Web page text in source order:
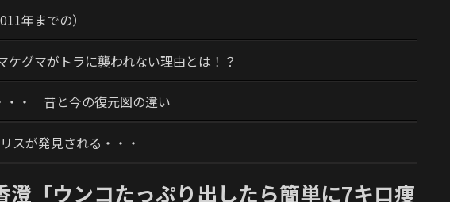
年までの）
グマがトラに襲われない理由とは！？
・・ 昔と今の復元図の違い
スが発見される・・・
澄「ウンコたっぷり出したら簡単に7キロ痩